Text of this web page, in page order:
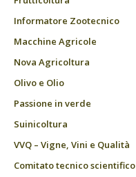
Informatore Zootecnico
Macchine Agricole
Nova Agricoltura
Olivo e Olio
Passione in verde
Suinicoltura
VVQ – Vigne, Vini e Qualità
Comitato tecnico scientifico